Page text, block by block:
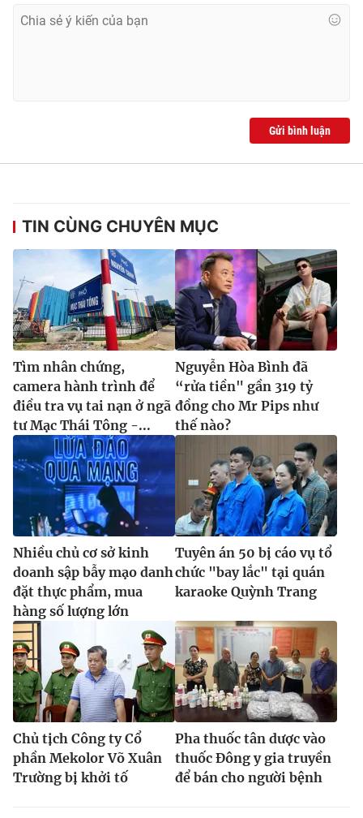
Tổng Biên tập:Vũ Thanh Thủy
® Cấm sao chép dưới mọi hình thức nếu không có sự chấp
thuận bằng văn bản. Ghi rõ nguồn VTV.vn khi phát hành lại
thông tin từ website này.
Gửi bình luận
TIN CÙNG CHUYÊN MỤC
Tìm nhân chứng,
camera hành trình để
điều tra vụ tai nạn ở ngã
tư Mạc Thái Tông -...
Nguyễn Hòa Bình đã
“rửa tiền" gần 319 tỷ
đồng cho Mr Pips như
thế nào?
Nhiều chủ cơ sở kinh
doanh sập bẫy mạo danh
đặt thực phẩm, mua
hàng số lượng lớn
Tuyên án 50 bị cáo vụ tổ
chức "bay lắc" tại quán
karaoke Quỳnh Trang
Chủ tịch Công ty Cổ
phần Mekolor Võ Xuân
Trường bị khởi tố
Pha thuốc tân dược vào
thuốc Đông y gia truyền
để bán cho người bệnh